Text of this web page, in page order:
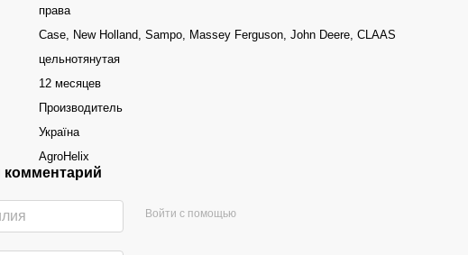
права
Case, New Holland, Sampo, Massey Ferguson, John Deere, CLAAS
цельнотянутая
12 месяцев
Производитель
Україна
AgroHelix
Войти с помощью